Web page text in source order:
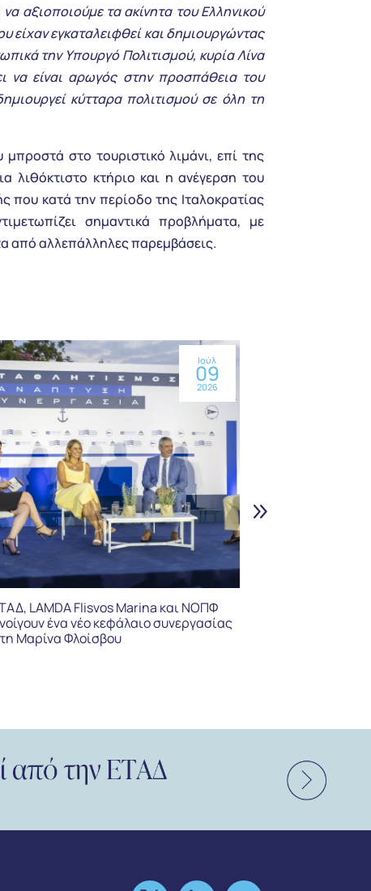
αξιοποιούμε τα ακίνητα του Ελληνικού
είχαν εγκαταλειφθεί και δημιουργώντας
την Υπουργό Πολιτισμού, κυρία Λίνα
να είναι αρωγός στην προσπάθεια του
κύτταρα πολιτισμού σε όλη τη
στο τουριστικό λιμάνι, επί της
λιθόκτιστο κτήριο και η ανέγερση του
που κατά την περίοδο της Ιταλοκρατίας
σημαντικά προβλήματα, με
από αλλεπάλληλες παρεμβάσεις.
Ιούλ
09
2026
LAMDA Flisvos Marina και ΝΟΠΦ
ένα νέο κεφάλαιο συνεργασίας
Μαρίνα Φλοίσβου